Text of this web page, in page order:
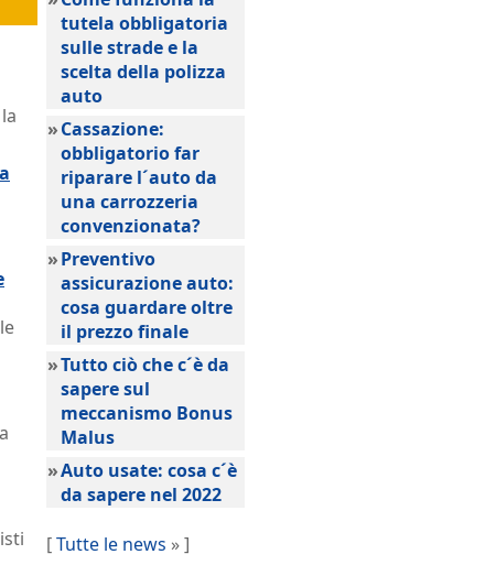
tutela obbligatoria
sulle strade e la
scelta della polizza
auto
»Cassazione:
obbligatorio far
riparare l´auto da
una carrozzeria
convenzionata?
»Preventivo
assicurazione auto:
cosa guardare oltre
il prezzo finale
»Tutto ciò che c´è da
sapere sul
meccanismo Bonus
Malus
»Auto usate: cosa c´è
da sapere nel 2022
[Tutte le news » ]